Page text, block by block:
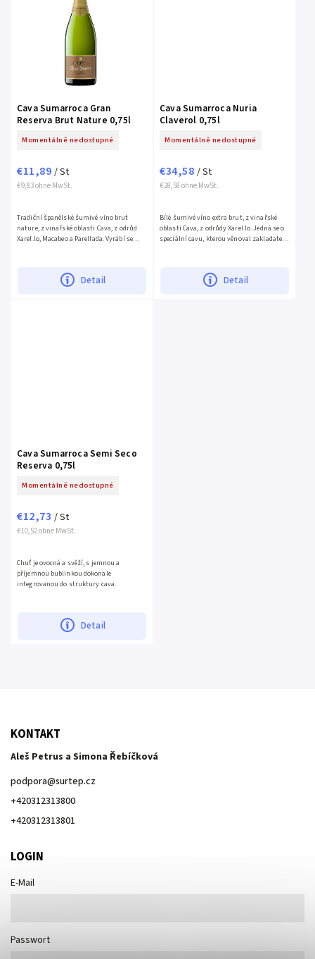
Cava Sumarroca Gran
Reserva Brut Nature 0,75l
Momentálně nedostupné
€9,83 ohne MwSt.
€11,89 / St
Detail
Tradiční španělské šumivé víno brut
nature, z vinařské oblasti Cava, z odrůd
Xarel.lo, Macabeo a Parellada. Vyrábí se
Cava Sumarroca Nuria
Claverol 0,75l
Momentálně nedostupné
€28,58 ohne MwSt.
€34,58 / St
Detail
Bílé šumivé víno extra brut, z vinařské
oblasti Cava, z odrůdy Xarel.lo. Jedná se o
speciální cavu, kterou věnoval zakladatel
Cava Sumarroca Semi Seco
Reserva 0,75l
Momentálně nedostupné
€10,52 ohne MwSt.
€12,73 / St
Detail
Chuť je ovocná a svěží, s jemnou a
příjemnou bublinkou dokonale
integrovanou do struktury cava.
KONTAKT
Aleš Petrus a Simona Řebíčková
podpora@surtep.cz
+420312313800
+420312313801
LOGIN
E-Mail
Passwort